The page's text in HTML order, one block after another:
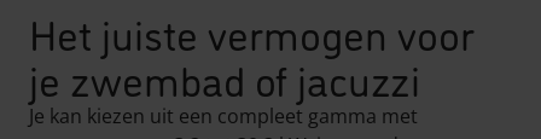
Het juiste vermogen voor
je zwembad of jacuzzi
Je kan kiezen uit een compleet gamma met